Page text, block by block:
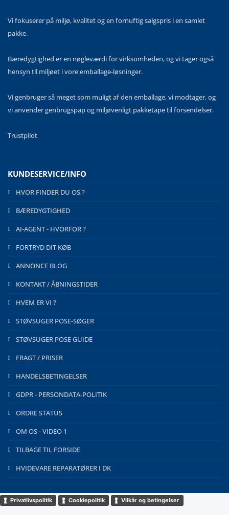
Vi fokuserer på miljø, kvalitet og en fornuftig salgspris i en samlet
pakke.
Bæredygtighed er en nøgleværdi for virksomheden, og vi tager også
hensyn til miljøet i vore emballage-løsninger.
Vi genbruger så meget som muligt af den emballage, vi modtager, og
vi anvender genbrugspap og miljøvenligt pakketape til forsendelser.
Trustpilot
KUNDESERVICE/INFO
HVOR FINDER DU OS ?
BÆREDYGTIGHED
AI-AGENT - HVORFOR ?
FORTRYD DIT KØB
ANNONCE BLOG
KONTAKT / ÅBNINGSTIDER
HVEM ER VI ?
STØVSUGER POSE-SØGER
STØVSUGER POSE GUIDE
FRAGT / PRISER
HANDELSBETINGELSER
GDPR - PERSONDATA-POLITIK
ORDRE STATUS
OM OS - VIDEO 1
TILBAGE TIL FORSIDE
HVIDEVARE REPARATØRER I DK
Privatlivspolitik Cookiepolitik Vilkår og betingelser